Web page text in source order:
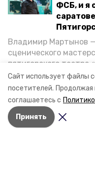
Сайт использует файлы
посетителей. Продолжая
соглашаетесь с
Принять
ФСБ, и я
Владимир Мартынов
сценического
пятигорского
существования театр
впереди — новые
артистом, попал в
режиссёр рассказал
Пятигорска».